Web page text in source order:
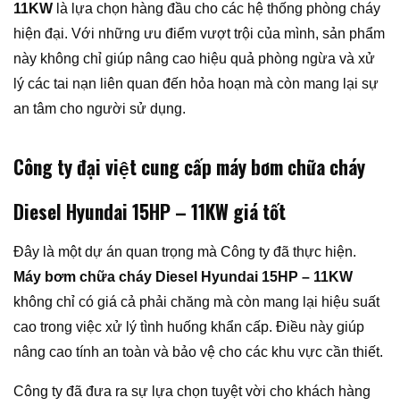
11KW là lựa chọn hàng đầu cho các hệ thống phòng cháy
hiện đại. Với những ưu điểm vượt trội của mình, sản phẩm
này không chỉ giúp nâng cao hiệu quả phòng ngừa và xử
lý các tai nạn liên quan đến hỏa hoạn mà còn mang lại sự
an tâm cho người sử dụng.
Công ty đại việt cung cấp máy bơm chữacháy
Diesel Hyundai 15HP – 11KW giá tốt
Đây là một dự án quan trọng mà Công ty đã thực hiện.
Máy bơm chữa cháy Diesel Hyundai 15HP – 11KW
không chỉ có giá cả phải chăng mà còn mang lại hiệu suất
cao trong việc xử lý tình huống khẩn cấp. Điều này giúp
nâng cao tính an toàn và bảo vệ cho các khu vực cần thiết.
Công ty đã đưa ra sự lựa chọn tuyệt vời cho khách hàng